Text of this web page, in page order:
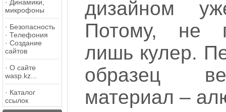
· Динамики,
микрофоны
· Безопасность
· Телефония
· Создание
сайтов
· О сайте
wasp.kz...
· Каталог
ссылок
дизайном
Потому, не
лишь кулер.
образец
материал –